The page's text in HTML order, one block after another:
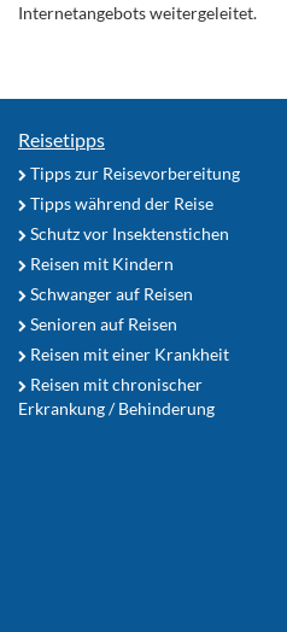
Internetangebots weitergeleitet.
Reisetipps
Tipps zur Reisevorbereitung
Tipps während der Reise
Schutz vor Insektenstichen
Reisen mit Kindern
Schwanger auf Reisen
Senioren auf Reisen
Reisen mit einer Krankheit
Reisen mit chronischer
Erkrankung / Behinderung